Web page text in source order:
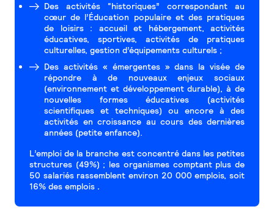
Des activités “historiques” correspondant au
cœur de l’Éducation populaire et des pratiques
de loisirs : accueil et hébergement, activités
éducatives, sportives, activités de pratiques
culturelles, gestion d’équipements culturels ;
Des activités « émergentes » dans la visée de
répondre à de nouveaux enjeux sociaux
(environnement et développement durable), à de
nouvelles formes éducatives (activités
scientifiques et techniques) ou encore à des
activités en croissance au cours des dernières
années (petite enfance).
L’emploi de la branche est concentré dans les petites
structures (49%) ; les organismes comptant plus de
50 salariés rassemblent environ 20 000 emplois, soit
16% des emplois .